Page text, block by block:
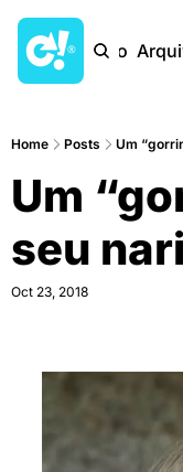
Início
Home Posts Um
Um
seu
Oct 23, 2018